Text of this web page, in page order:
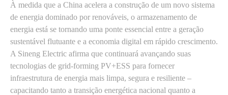
À medida que a China acelera a construção de um novo sistema
de energia dominado por renováveis, o armazenamento de
energia está se tornando uma ponte essencial entre a geração
sustentável flutuante e a economia digital em rápido crescimento.
A Sineng Electric afirma que continuará avançando suas
tecnologias de grid-forming PV+ESS para fornecer
infraestrutura de energia mais limpa, segura e resiliente –
capacitando tanto a transição energética nacional quanto a